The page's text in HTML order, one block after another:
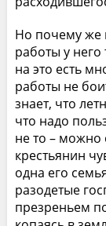
Но почему же
работы у него
на это есть
работы не
знает, что
что надо
не то – можно
крестьянин
одна его
разодетые
презреньем